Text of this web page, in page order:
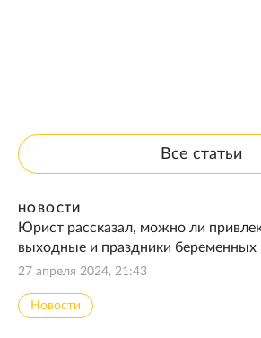
Все статьи
НОВОСТИ
Юрист рассказал, можно ли
выходные и праздники беременных
27 апреля 2024, 21:43
Новости